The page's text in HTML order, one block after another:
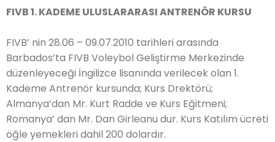
FIVB 1. KADEME ULUSLARARASI ANTRENÖR KURSU
FIVB’ nin 28.06 – 09.07.2010 tarihleri arasında
Barbados’ta FIVB Voleybol Geliştirme Merkezinde
düzenleyeceği İngilizce lisanında verilecek olan 1.
Kademe Antrenör kursunda; Kurs Drektörü;
Almanya’dan Mr. Kurt Radde ve Kurs Eğitmeni;
Romanya’ dan Mr. Dan Girleanu dur. Kurs Katılım ücreti
öğle yemekleri dahil 200 dolardır.